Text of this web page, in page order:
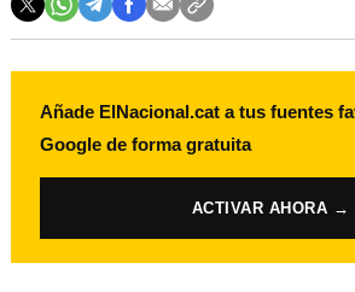
Añade ElNacional.cat a tus fuentes
Google de forma gratuita
ACTIVAR AHORA →